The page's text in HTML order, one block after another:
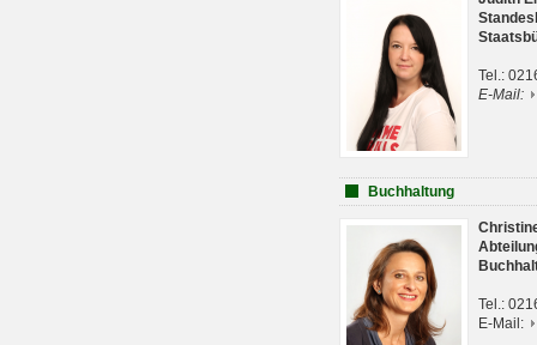
Tel.:
E-Mail:
Buchhaltung
Tel.:
E-Mail: